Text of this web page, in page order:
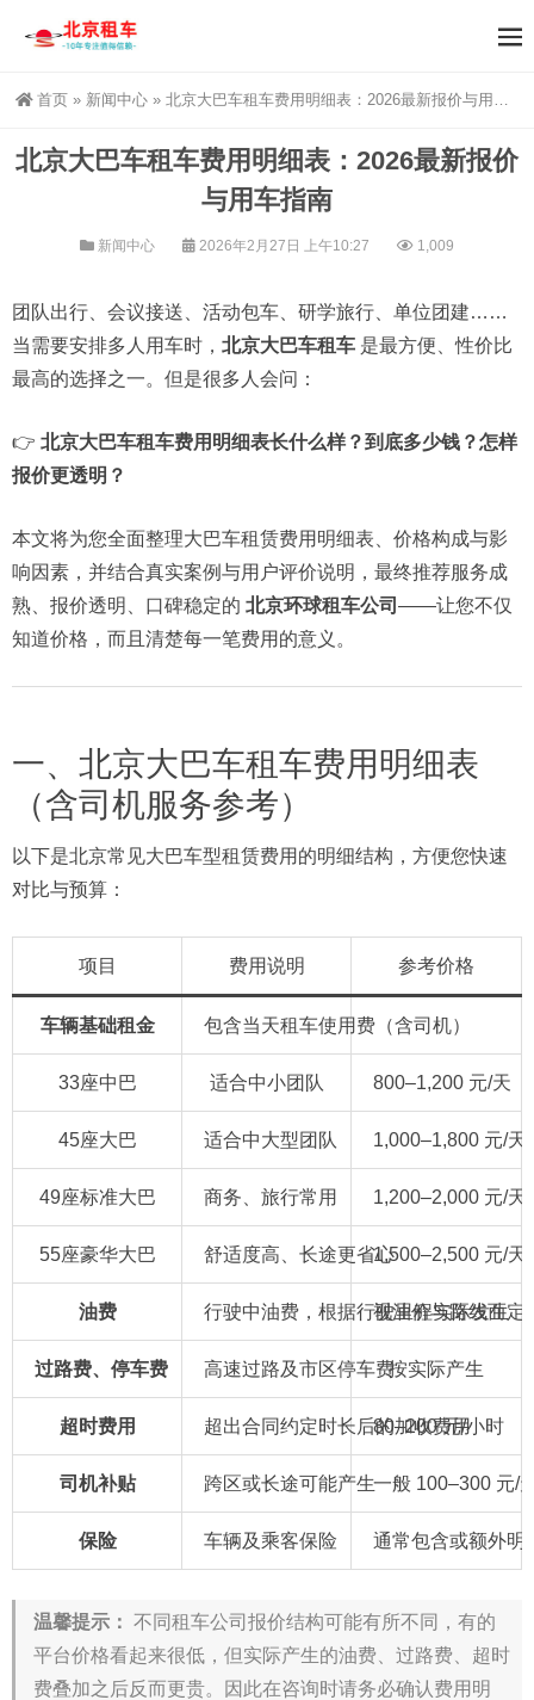
首页 » 新闻中心 » 北京大巴车租车费用明细表：2026最新报价与用车指南
北京大巴车租车费用明细表：2026最新报价
与用车指南
新闻中心 2026年2月27日 上午10:27 1,009
团队出行、会议接送、活动包车、研学旅行、单位团建……
当需要安排多人用车时， 北京大巴车租车 是最方便、性价比
最高的选择之一。但是很多人会问：
👉 北京大巴车租车费用明细表长什么样？到底多少钱？怎样
报价更透明？
本文将为您全面整理大巴车租赁费用明细表、价格构成与影
响因素，并结合真实案例与用户评价说明，最终推荐服务成
熟、报价透明、口碑稳定的 北京环球租车公司 ——让您不仅
知道价格，而且清楚每一笔费用的意义。
一、北京大巴车租车费用明细表
（含司机服务参考）
以下是北京常见大巴车型租赁费用的明细结构，方便您快速
对比与预算：
项目 费用说明 参考价格
车辆基础租金 包含当天租车使用费（含司机）
33座中巴 适合中小团队 800–1,200 元/天
45座大巴 适合中大型团队 1,000–1,800 元/天
49座标准大巴 商务、旅行常用 1,200–2,000 元/天
55座豪华大巴 舒适度高、长途更省心1,500–2,500 元/天
油费 行驶中油费，根据行驶里程实际发生
视油价与路线而定
过路费、停车费 高速过路及市区停车费按实际产生
超时费用 超出合同约定时长后的加收费用
80–200 元/小时
司机补贴 跨区或长途可能产生一般 100–300 元/
保险 车辆及乘客保险 通常包含或额外明
温馨提示： 不同租车公司报价结构可能有所不同，有的
平台价格看起来很低，但实际产生的油费、过路费、超时
费叠加之后反而更贵。因此在咨询时请务必确认费用明